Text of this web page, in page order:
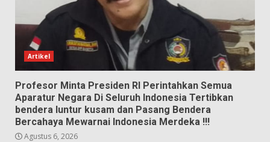
Artikel
Profesor Minta Presiden RI Perintahkan Semua
Aparatur Negara Di Seluruh Indonesia Tertibkan
bendera luntur kusam dan Pasang Bendera
Bercahaya Mewarnai Indonesia Merdeka !!!
Agustus 6, 2026